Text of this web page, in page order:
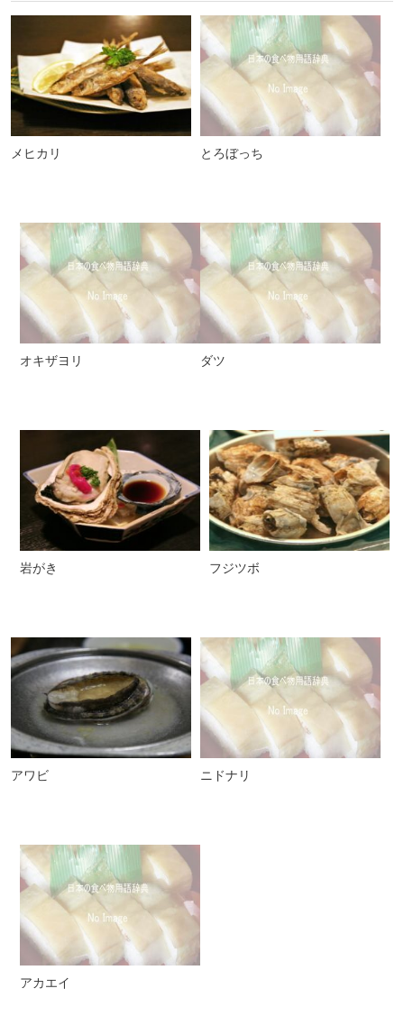
メヒカリ とろぼっち
オキザヨリ ダツ
岩がき フジツボ
アワビ ニドナリ
アカエイ